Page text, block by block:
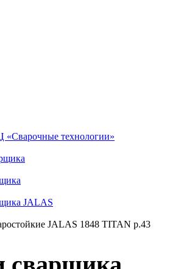
технологии»
JALAS
JALAS 1848 TITAN р.43